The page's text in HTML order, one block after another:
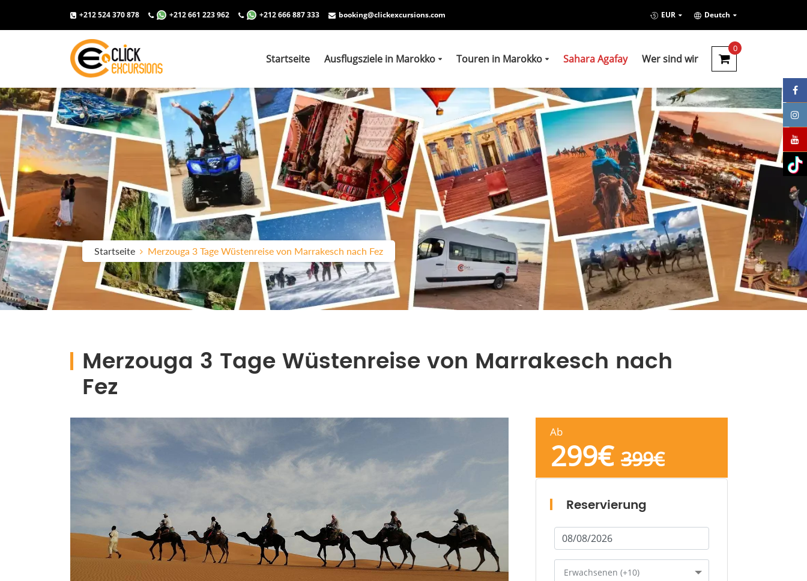
+212 524 370 878 +212 661 223 962 +212 666 887 333 booking@clickexcursions.com EUR Deutch
Startseite Ausflugsziele in Marokko Touren in Marokko Sahara Agafay Wer sind wir
0
Startseite Merzouga 3 Tage Wüstenreise von Marrakesch nach Fez
Merzouga 3 Tage Wüstenreise von Marrakesch nach
Fez
Ab
299€ 399€
Reservierung
Erwachsenen (+10)